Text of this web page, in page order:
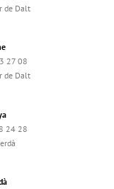
de Dalt
27 08
de Dalt
24 28